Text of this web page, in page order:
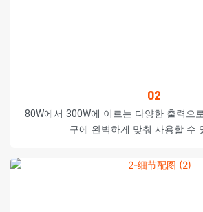
02
80W에서 300W에 이르는 다양한 출력으
구에 완벽하게 맞춰 사용할 수